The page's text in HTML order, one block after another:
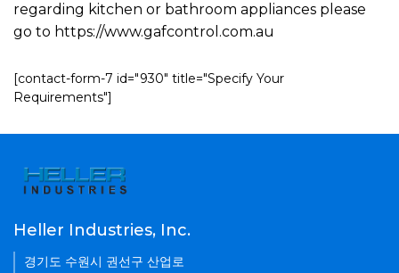
regarding kitchen or bathroom appliances please
go to https://www.gafcontrol.com.au
[contact-form-7 id="930" title="Specify Your
Requirements"]
Heller Industries, Inc.
경기도 수원시 권선구 산업로